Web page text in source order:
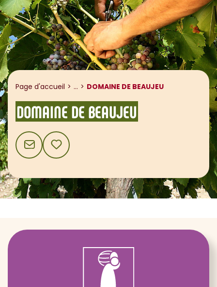
Page d'accueil ... Afficher le fil d'ariane
DOMAINE DE BEAUJEU
DOMAINE DE BEAUJEU
CONTACTAJOUTER AUX FAVORIS